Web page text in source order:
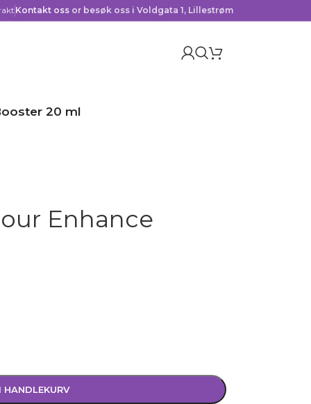
Kontakt oss or besøk oss i Voldgata 1, Lillestrøm
20 ml
Enhance
HANDLEKURV